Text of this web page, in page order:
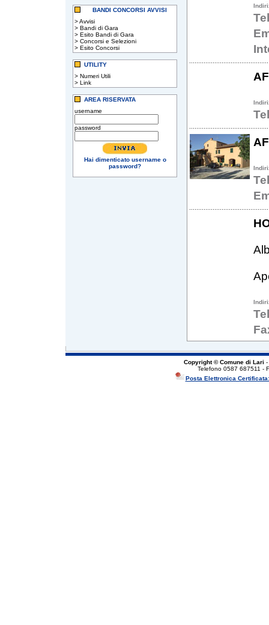
BANDI CONCORSI AVVISI
>Avvisi
> Bandi di Gara
> Esito Bandi di Gara
> Concorsi e Selezioni
> Esito Concorsi
UTILITY
> Numeri Utili
> Link
AREA RISERVATA
username
password
Hai dimenticato username o
password?
Copyright © Comune di Lari -
Telefono 0587 687511 -
Posta Elettronica Certificata: